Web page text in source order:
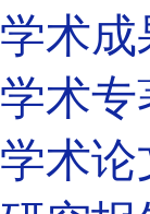
学术成
学术专
学术论